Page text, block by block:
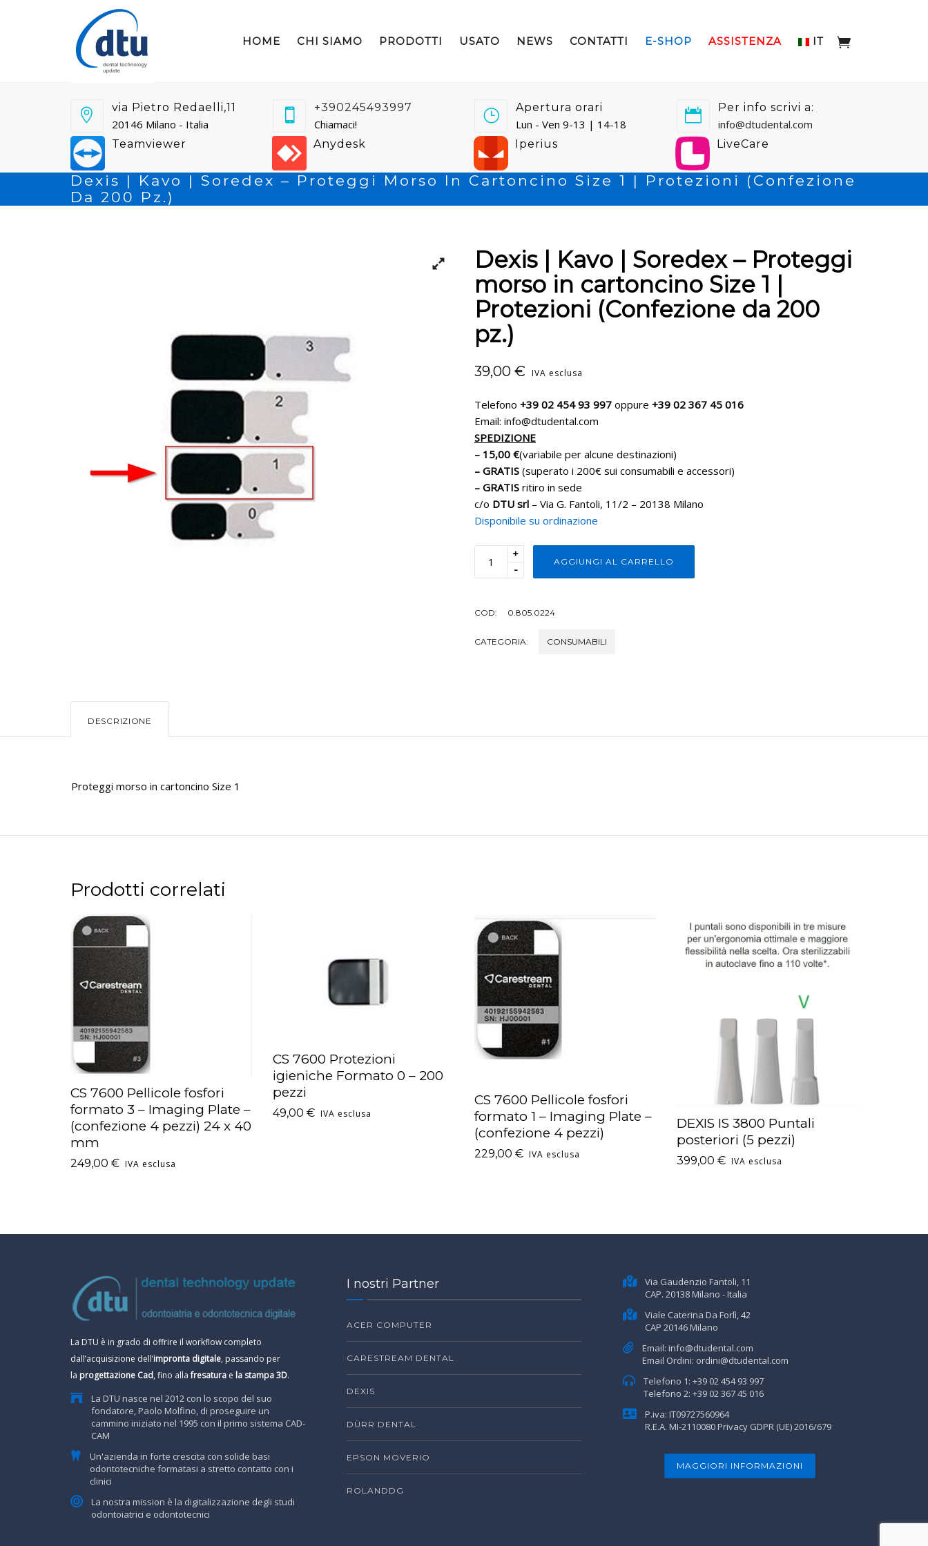
HOME CHI SIAMO PRODOTTI USATO NEWS CONTATTI E-SHOP ASSISTENZA IT
via Pietro Redaelli,11
20146 Milano - Italia
+390245493997
Chiamaci!
Apertura orari
Lun - Ven 9-13 | 14-18
Per info scrivi a:
info@dtudental.com
Teamviewer Anydesk Iperius LiveCare
Dexis | Kavo | Soredex – Proteggi Morso In Cartoncino Size 1 | Protezioni (Confezione
Da 200 Pz.)
Dexis | Kavo | Soredex – Proteggi
morso in cartoncino Size 1 |
Protezioni (Confezione da 200
pz.)
39,00 € IVA esclusa
Telefono +39 02 454 93 997 oppure +39 02 367 45 016
Email: info@dtudental.com
SPEDIZIONE
– 15,00 €(variabile per alcune destinazioni)
– GRATIS (superato i 200€ sui consumabili e accessori)
– GRATIS ritiro in sede
c/o DTU srl – Via G. Fantoli, 11/2 – 20138 Milano
Disponibile su ordinazione
+
-
AGGIUNGI AL CARRELLO
COD: 0.805.0224
CATEGORIA: CONSUMABILI
DESCRIZIONE
Proteggi morso in cartoncino Size 1
Prodotti correlati
AGGIUNGI AL CARRELLO
CS 7600 Pellicole fosfori
formato 3 – Imaging Plate –
(confezione 4 pezzi) 24 x 40
mm
249,00 € IVA esclusa
AGGIUNGI AL CARRELLO
CS 7600 Protezioni
igieniche Formato 0 – 200
pezzi
49,00 € IVA esclusa
AGGIUNGI AL CARRELLO
CS 7600 Pellicole fosfori
formato 1 – Imaging Plate –
(confezione 4 pezzi)
229,00 € IVA esclusa
AGGIUNGI AL CARRELLO
DEXIS IS 3800 Puntali
posteriori (5 pezzi)
399,00 € IVA esclusa
La DTU è in grado di offrire il workflow completo
dall’acquisizione dell’impronta digitale, passando per
la progettazione Cad, fino allafresatura e la stampa 3D.
La DTU nasce nel 2012 con lo scopo del suo
fondatore, Paolo Molfino, di proseguire un
cammino iniziato nel 1995 con il primo sistema CAD-
CAM
Un'azienda in forte crescita con solide basi
odontotecniche formatasi a stretto contatto con i
clinici
La nostra mission è la digitalizzazione degli studi
odontoiatrici e odontotecnici
I nostri Partner
ACER COMPUTER
CARESTREAM DENTAL
DEXIS
DÜRR DENTAL
EPSON MOVERIO
ROLANDDG
Via Gaudenzio Fantoli, 11
CAP. 20138 Milano - Italia
Viale Caterina Da Forlì, 42
CAP 20146 Milano
Email: info@dtudental.com
Email Ordini: ordini@dtudental.com
Telefono 1: +39 02 454 93 997
Telefono 2: +39 02 367 45 016
P.iva: IT09727560964
R.E.A. MI-2110080Privacy GDPR (UE) 2016/679
MAGGIORI INFORMAZIONI